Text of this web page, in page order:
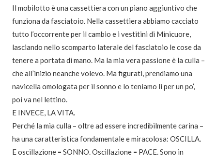
Il mobilotto è una cassettiera con un piano aggiuntivo che
funziona da fasciatoio. Nella cassettiera abbiamo cacciato
tutto l’occorrente per il cambio e i vestitini di Minicuore,
lasciando nello scomparto laterale del fasciatoio le cose da
tenere a portata di mano. Ma la mia vera passione è la culla –
che all’inizio neanche volevo. Ma figurati, prendiamo una
navicella omologata per il sonno e lo teniamo lì per un po’,
poi va nel lettino.
E INVECE, LA VITA.
Perché la mia culla – oltre ad essere incredibilmente carina –
ha una caratteristica fondamentale e miracolosa: OSCILLA.
E oscillazione = SONNO. Oscillazione = PACE. Sono in